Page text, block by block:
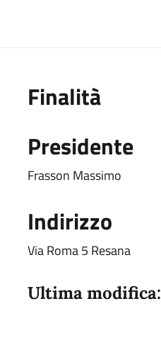
Finalità
Presidente
Frasson Massimo
Indirizzo
Via Roma 5 Resana
Ultima modifica: